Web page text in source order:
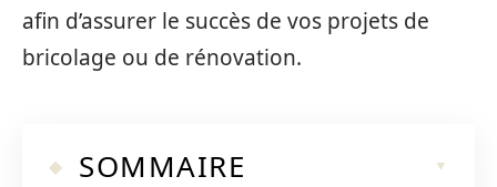
afin d’assurer le succès de vos projets de
bricolage ou de rénovation.
SOMMAIRE